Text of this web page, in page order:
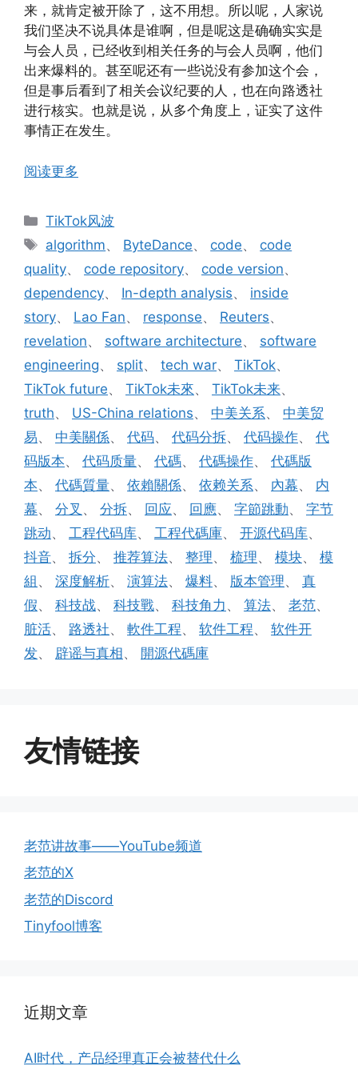
来，就肯定被开除了，这不用想。所以呢，人家说
我们坚决不说具体是谁啊，但是呢这是确确实实是
与会人员，已经收到相关任务的与会人员啊，他们
出来爆料的。甚至呢还有一些说没有参加这个会，
但是事后看到了相关会议纪要的人，也在向路透社
进行核实。也就是说，从多个角度上，证实了这件
事情正在发生。
阅读更多
分
类
TikTok风波
标
签
algorithm、 ByteDance、 code、 code
quality、 code repository、 code version、
dependency、 In-depth analysis、 inside
story、 Lao Fan、 response、 Reuters、
revelation、 software architecture、 software
engineering、 split、 tech war、 TikTok、
TikTok future、 TikTok未來、 TikTok未来、
truth、 US-China relations、 中美关系、 中美贸
易、 中美關係、 代码、 代码分拆、 代码操作、 代
码版本、 代码质量、 代碼、 代碼操作、 代碼版
本、 代碼質量、 依賴關係、 依赖关系、 內幕、 内
幕、 分叉 、 分拆、 回应、 回應、 字節跳動、 字节
跳动、 工程代码库、 工程代碼庫、 开源代码库、
抖音、 拆分、 推荐算法、 整理、 梳理、 模块、 模
組 、 深度解析、 演算法、 爆料、 版本管理、 真
假、 科技战、 科技戰、 科技角力 、 算法、 老范、
脏活、 路透社、 軟件工程、 软件工程、 软件开
发、 辟谣与真相、 開源代碼庫
友情链接
老范讲故事——YouTube频道
老范的X
老范的Discord
Tinyfool博客
近期文章
AI时代，产品经理真正会被替代什么